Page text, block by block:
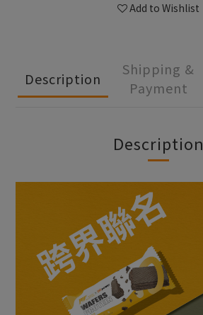
Add to Wishlist
Description
Shipping &
Payment
Description